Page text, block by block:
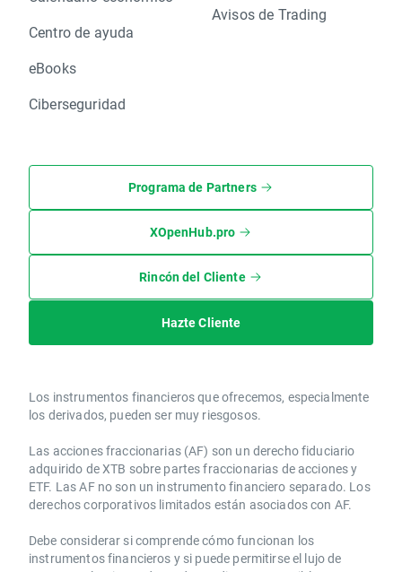
Centro de ayuda
eBooks
Ciberseguridad
Avisos de Trading
Programa de Partners
XOpenHub.pro
Rincón del Cliente
Hazte Cliente
Los instrumentos financieros que ofrecemos, especialmente
los derivados, pueden ser muy riesgosos.
Las acciones fraccionarias (AF) son un derecho fiduciario
adquirido de XTB sobre partes fraccionarias de acciones y
ETF. Las AF no son un instrumento financiero separado. Los
derechos corporativos limitados están asociados con AF.
Debe considerar si comprende cómo funcionan los
instrumentos financieros y si puede permitirse el lujo de